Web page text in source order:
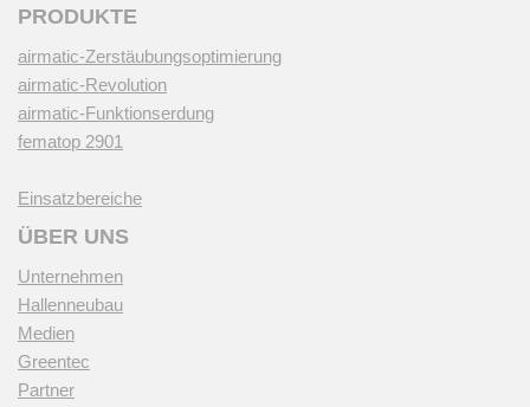
PRODUKTE
airmatic-Zerstäubungsoptimierung
airmatic-Revolution
airmatic-Funktionserdung
fematop 2901
Einsatzbereiche
ÜBER UNS
Unternehmen
Hallenneubau
Medien
Greentec
Partner